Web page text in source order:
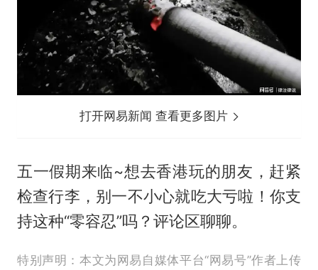
打开网易新闻 查看更多图片
五一假期来临~想去香港玩的朋友，赶紧
检查行李，别一不小心就吃大亏啦！你支
持这种“零容忍”吗？评论区聊聊。
特别声明：本文为网易自媒体平台“网易号”作者上传